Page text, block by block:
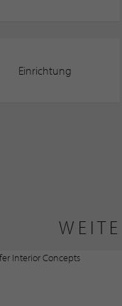
Einrichtung